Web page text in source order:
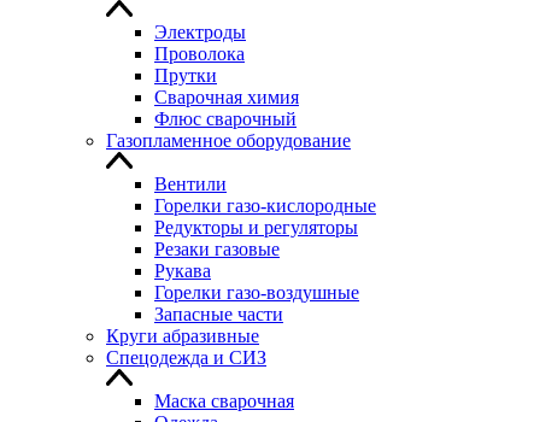
Электроды
Проволока
Прутки
Сварочная химия
Флюс сварочный
Газопламенное оборудование
Вентили
Горелки газо-кислородные
Редукторы и регуляторы
Резаки газовые
Рукава
Горелки газо-воздушные
Запасные части
Круги абразивные
Спецодежда и СИЗ
Маска сварочная